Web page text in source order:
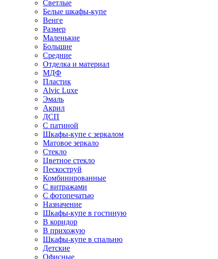
Светлые
Белые шкафы-купе
Венге
Размер
Маленькие
Большие
Средние
Отделка и материал
МДФ
Пластик
Alvic Luxe
Эмаль
Акрил
ДСП
С патиной
Шкафы-купе с зеркалом
Матовое зеркало
Стекло
Цветное стекло
Пескоструй
Комбинированные
С витражами
С фотопечатью
Назначение
Шкафы-купе в гостиную
В коридор
В прихожую
Шкафы-купе в спальню
Детские
Офисные